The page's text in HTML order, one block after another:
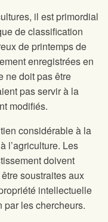
il est primordial
de classification
de printemps de
enregistrées en
ne doit pas être
pas servir à la
modifiés.
considérable à la
l’agriculture. Les
doivent
soustraites aux
intellectuelle
les chercheurs.